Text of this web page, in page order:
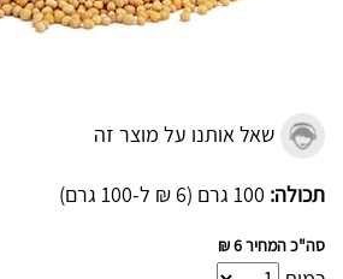
שאל אותנו על מוצר זה
תכולה: 100 גרם (6 ₪ ל-100 גרם)
סה"כ המחיר6 ₪